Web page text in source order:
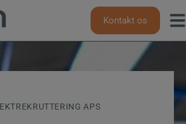
Kontakt os
APS